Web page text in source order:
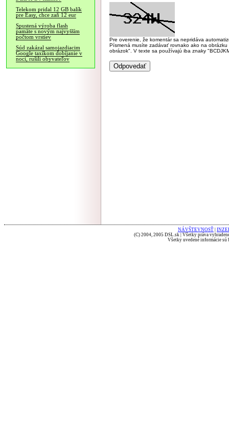
Telekom pridal 12 GB balík
pre Easy, chce zaň 12 eur
Spustená výroba flash
pamäte s novým najvyšším
počtom vrstiev
Súd zakázal samojazdiacim
Google taxíkom dobíjanie v
noci, rušili obyvateľov
Pre overenie, že komentár sa nepridáva
Písmená musíte zadávať rovnako ako na
obrázok". V texte sa používajú iba znaky
NÁVŠTEVNOSŤ
(C) 2004, 2005 DSL.sk | Všetky práva
Všetky uvedené informácie sú